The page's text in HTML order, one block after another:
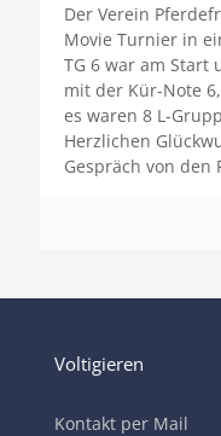
Der Verein
Movie Turnier in
TG 6 war am Start
mit der Kür-Note
es waren 8 L-
Herzlichen
Gespräch von den
Voltigieren
Kontakt per Mail